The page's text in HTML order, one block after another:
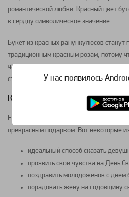
романтической любви. Красный цвет
к сердцу символическое значение.
Букет из красных ранункулюсов станут
традиционным красным розам, потому
чашеобразные бутоны с множеством
стебли и оборчатую ​​листву.
Когда лучше дарить красные
Есть много случаев и событий, когда
прекрасным подарком. Вот некоторые
идеальный способ сказать
проявить свои чувства на День
поздравить молодоженов с днем
порадовать жену на годовщину
У нас появилось